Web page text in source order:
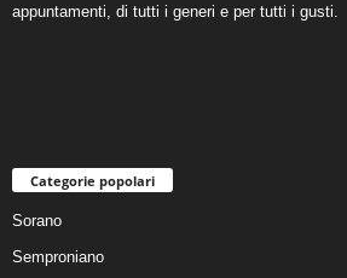
appuntamenti, di tutti i generi e per tutti i gusti.
Categorie popolari
Sorano
Semproniano